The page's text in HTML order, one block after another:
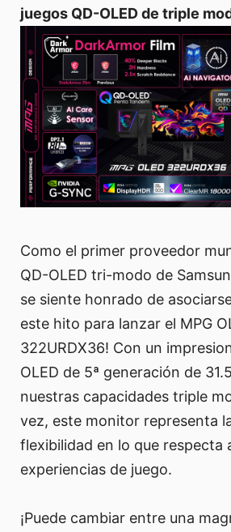
juegos QD-OLED de triple
Como el primer proveedor
QD-OLED tri-modo de
se siente honrado de
este hito para lanzar el MPG
322URDX36! Con un
OLED de 5ª generación de
nuestras capacidades triple
vez, este monitor representa
flexibilidad en lo que respecta
experiencias de juego.
¡Puede cambiar entre una